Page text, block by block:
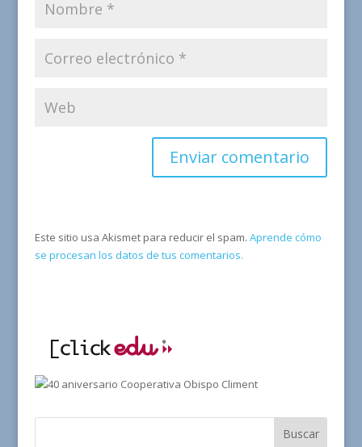
Este sitio usa Akismet para reducir el spam. Aprende cómo
se procesan los datos de tus comentarios.